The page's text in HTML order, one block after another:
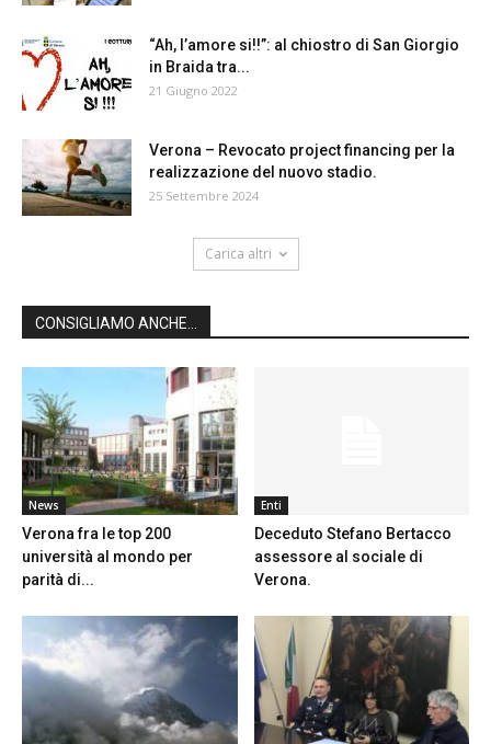
“Ah, l’amore si!!”: al chiostro di San Giorgio
in Braida tra...
21 Giugno 2022
Verona – Revocato project financing per la
realizzazione del nuovo stadio.
25 Settembre 2024
Carica altri
CONSIGLIAMO ANCHE...
News
Verona fra le top 200
università al mondo per
parità di...
Enti
Deceduto Stefano Bertacco
assessore al sociale di
Verona.